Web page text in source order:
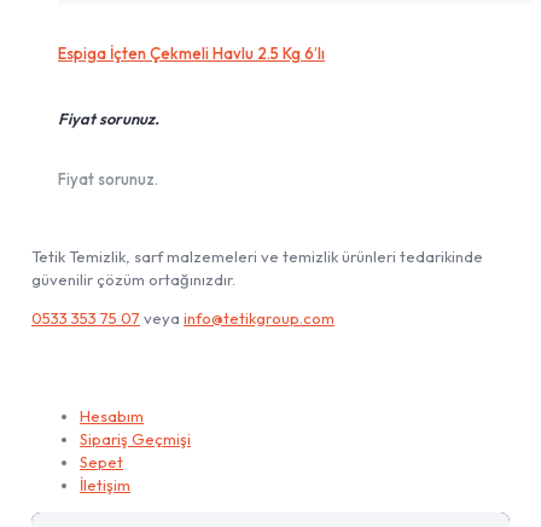
Espiga İçten Çekmeli Havlu 2.5 Kg 6’lı
Fiyat sorunuz.
Fiyat sorunuz.
Tetik Temizlik, sarf malzemeleri ve temizlik ürünleri tedarikinde
güvenilir çözüm ortağınızdır.
0533 353 75 07 veya info@tetikgroup.com
Hesabım
Sipariş Geçmişi
Sepet
İletişim